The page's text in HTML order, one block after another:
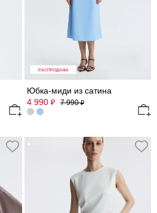
РАСПРОДАЖА
Юбка-миди из сатина
4 990 ₽ 7 990₽